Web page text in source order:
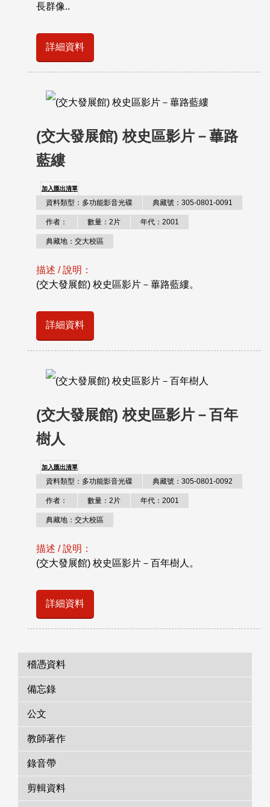
長群像..
詳細資料
(交大發展館) 校史區影片－蓽路
藍縷
加入匯出清單
資料類型：多功能影音光碟 典藏號：305-0801-0091
作者： 數量：2片 年代：2001
典藏地：交大校區
描述 / 說明：
(交大發展館) 校史區影片－蓽路藍縷。
詳細資料
(交大發展館) 校史區影片－百年
樹人
加入匯出清單
資料類型：多功能影音光碟 典藏號：305-0801-0092
作者： 數量：2片 年代：2001
典藏地：交大校區
描述 / 說明：
(交大發展館) 校史區影片－百年樹人。
詳細資料
稽憑資料
備忘錄
公文
教師著作
錄音帶
剪輯資料